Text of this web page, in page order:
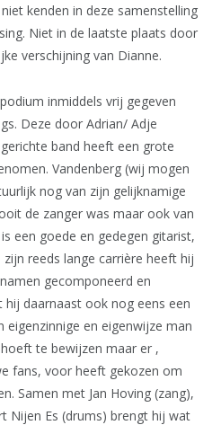
kenden in deze samenstelling
Niet in de laatste plaats door
verschijning van Dianne.
inmiddels vrij gegeven
Deze door Adrian/ Adje
band heeft een grote
Vandenberg (wij mogen
nog van zijn gelijknamige
de zanger was maar ook van
een goede en gedegen gitarist,
reeds lange carrière heeft hij
gecomponeerd en
hij daarnaast ook nog eens een
eigenzinnige en eigenwijze man
te bewijzen maar er ,
fans, voor heeft gekozen om
Samen met Jan Hoving (zang),
Nijen Es (drums) brengt hij wat